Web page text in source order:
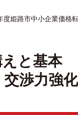
姫路市中小企業価格
と基本
交渉力強